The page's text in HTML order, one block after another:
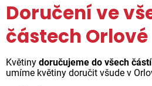
Doručení ve
částech Orlové
Květiny doručujeme do všech
umíme květiny doručit všude v